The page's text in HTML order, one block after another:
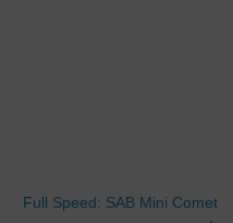
Full Speed: SAB Mini Comet